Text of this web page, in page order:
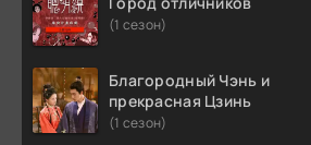
(1 сезон)
Благородный Чэнь и
прекрасная Цзинь
(1 сезон)